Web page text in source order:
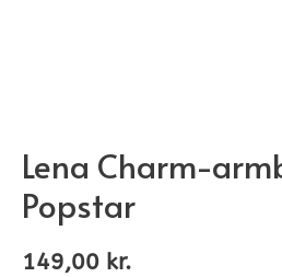
Lena Charm-
Popstar
149,00 kr.